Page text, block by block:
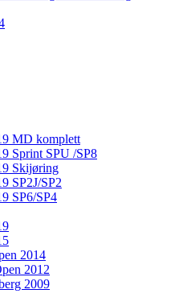
MD komplett
Sprint SPU /SP8
Skijøring
SP2J/SP2
SP6/SP4
2014
2012
2009